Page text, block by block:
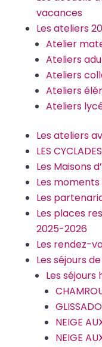
vacances
Les ateliers
Atelier
Ateliers
Ateliers
Ateliers
Ateliers
Les ateliers
LES
Les Maisons
Les
Les
Les places
2025-2026
Les rendez-
Les séjours
Les séjours
GLISSADO
NEIGE
NEIGE